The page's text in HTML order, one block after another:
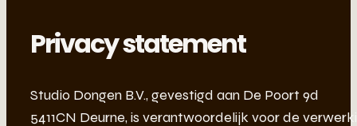
Privacy statement
Studio Dongen B.V., gevestigd aan De Poort 9d
5411CN Deurne, is verantwoordelijk voor de